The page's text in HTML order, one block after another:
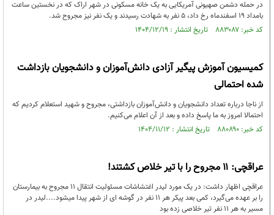
در حمله دشمن صهیونی آمریکایی به یک خانه مسکونی در شهر اراک که در نخستین ساعت
بامداد ۱۹ اسفندماه رخ داد، ۵ نفر به شهادت رسیدند و یک نفر نیز مجروح شد.
کد خبر: ۸۸۳۰۸۷ تاریخ انتشار : ۱۴۰۴/۱۲/۱۹
کمیسیون آموزش پیگیر آزادی دانش‌آموزان و دانشجویان بازداشت
شده احتمالی
از ناجا درباره تعداد دانشجویان و دانش‌آموزان بازداشتی، مجروح و شهید استعلام کردیم که
احتمالا امروز به ما پاسخ داده و بعد از آن اعلام می‌کنیم.
کد خبر: ۸۸۰۸۹۰ تاریخ انتشار : ۱۴۰۴/۱۱/۱۲
عراقچی: ۱۱ مجروح را با تیر خلاص کشتند!
عراقچی اظهار داشت: در یک مورد لیدر اغتشاشات مسئولیت انتقال 11 مجروح به بیمارستان
را بر عهده می‌گیرد، کمی بعد پیکر هر 11 نفر در گوشه ای از شهر پیدا میشود....لیدر در
مسیر به هر ۱۱ نفر تیر خلاصی زده بود